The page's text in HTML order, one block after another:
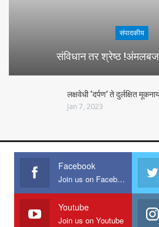
संपादकीय
संविधान तर श्रेष्ठ
लक्षवेधी ‘दर्पण’ ते दुर्लक्षित
Jan 7, 2023
Facebook
Join us on Facebook
Youtube
Join us on Youtube